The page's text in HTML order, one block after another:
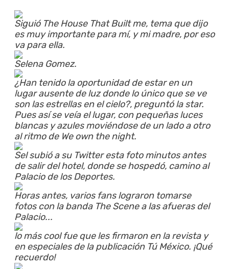
Siguió The House That Built me, tema que dijo
es muy importante para mí, y mi madre, por eso
va para ella.
Selena Gomez.
¿Han tenido la oportunidad de estar en un
lugar ausente de luz donde lo único que se ve
son las estrellas en el cielo?, preguntó la star.
Pues así se veía el lugar, con pequeñas luces
blancas y azules moviéndose de un lado a otro
al ritmo de We own the night.
Sel subió a su Twitter esta foto minutos antes
de salir del hotel, donde se hospedó, camino al
Palacio de los Deportes.
Horas antes, varios fans lograron tomarse
fotos con la banda The Scene a las afueras del
Palacio...
lo más cool fue que les firmaron en la revista y
en especiales de la publicación Tú México. ¡Qué
recuerdo!